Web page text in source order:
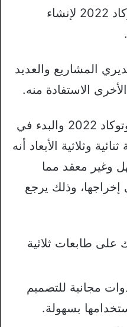
متنوعة بتحميل برنامج اوتوكاد 2022 لإنشاء
المشاريع والعديد
الاستفادة منه.
ستجد عند تحميل برنامج اوتوكاد 2022 والبدء في
وثلاثية الأبعاد أنه
وغير معقد مما
وذلك يرجع
طابعات ثلاثية
مجانية للتصميم
بسهولة.